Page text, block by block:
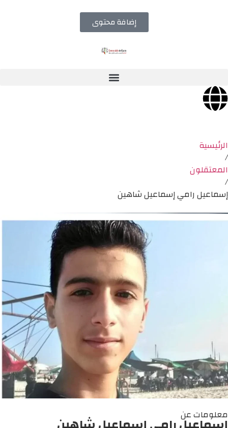
إضافة محتوى
الرئيسية
/
المعتقلون
/
إسماعيل رامي إسماعيل شاهين
معلومات عن